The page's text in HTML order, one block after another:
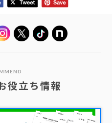
役立ち情報